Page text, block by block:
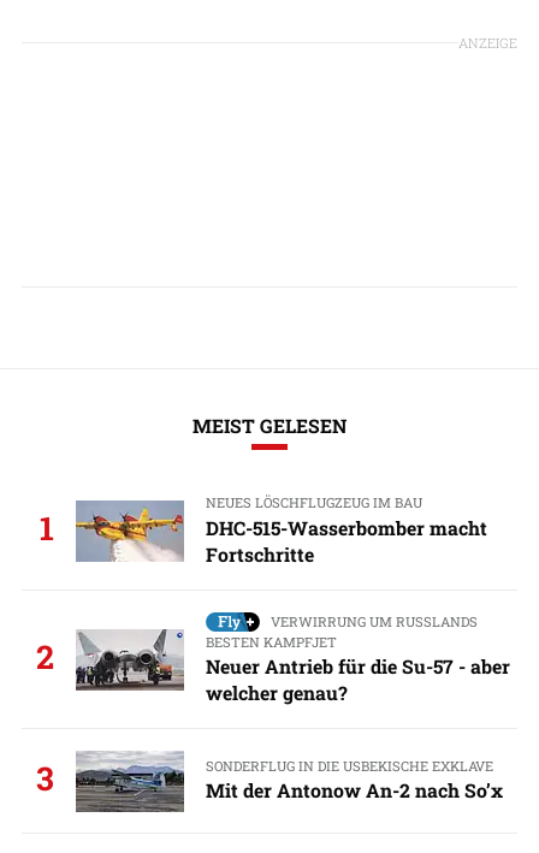
ANZEIGE
MEIST GELESEN
1
NEUES LÖSCHFLUGZEUG IM BAU
DHC-515-Wasserbomber macht
Fortschritte
2
VERWIRRUNG UM RUSSLANDS
BESTEN KAMPFJET
Neuer Antrieb für die Su-57 - aber
welcher genau?
3 SONDERFLUG IN DIE USBEKISCHE EXKLAVE
Mit der Antonow An-2 nach So’x